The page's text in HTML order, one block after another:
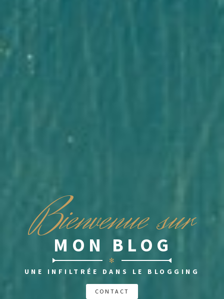
B
ienvenue sur
MON BLOG
✻
UNE INFILTRÉE DANS LE BLOGGING
CONTACT